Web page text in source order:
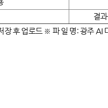
결
후 업로드 ※ 파 일 명: 광주 AI